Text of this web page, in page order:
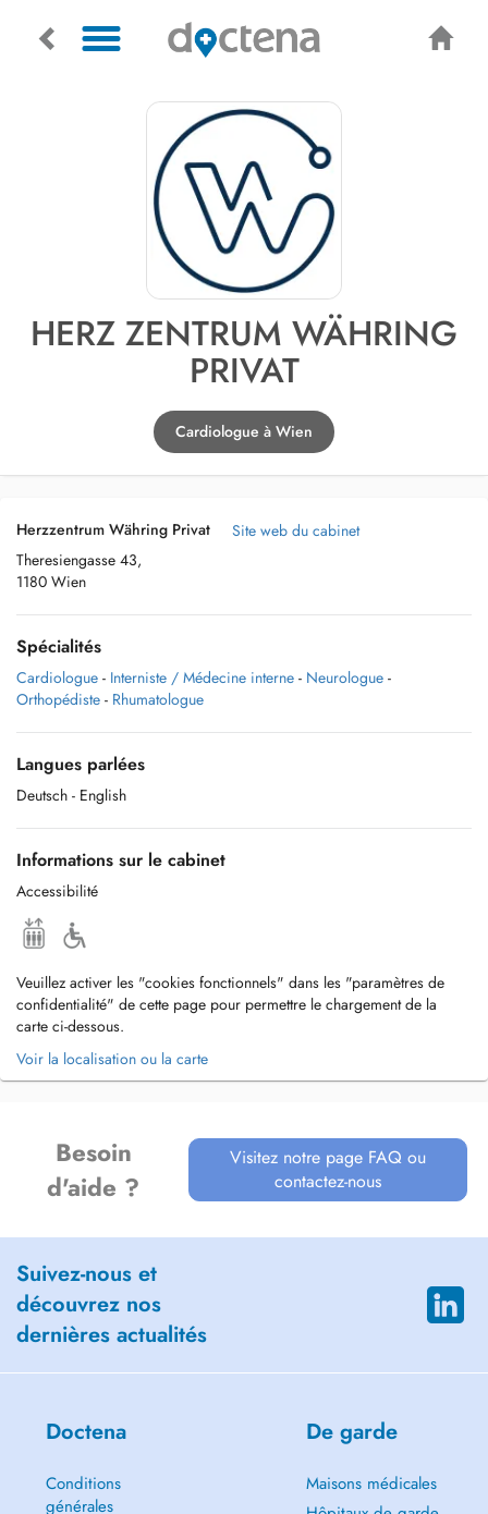
HERZ ZENTRUM WÄHRING
PRIVAT
Cardiologue à Wien
Herzzentrum Währing Privat
Theresiengasse 43,
1180 Wien
Site web du cabinet
Spécialités
Cardiologue - Interniste / Médecine interne - Neurologue -
Orthopédiste - Rhumatologue
Langues parlées
Deutsch - English
Informations sur le cabinet
Accessibilité
Veuillez activer les "cookies fonctionnels" dans les "paramètres de
confidentialité" de cette page pour permettre le chargement de la
carte ci-dessous.
Voir la localisation ou la carte
Besoin
d'aide ?
Visitez notre page FAQ ou
contactez-nous
Suivez-nous et
découvrez nos
dernières actualités
Doctena
Conditions
générales
De garde
Maisons médicales